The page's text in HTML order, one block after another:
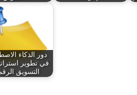
دور الذكاء
في تطوير
التسويق